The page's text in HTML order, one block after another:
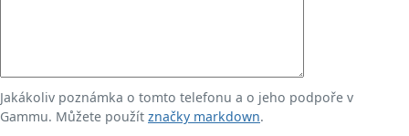
Jakákoliv poznámka o tomto telefonu a o jeho podpoře v
Gammu. Můžete použít značky markdown.